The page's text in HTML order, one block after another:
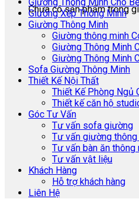
Chưa có sản phẩm trong
Giường Xếp Thông Minh
Giường Thông Minh
Giường thông minh
Giường Thông Minh
Giường Thông Minh
Sofa Giường Thông Minh
Thiết Kế Nội Thất
Thiết Kế Phòng Ngủ
Thiết kế căn hộ
Góc Tư Vấn
Tư vấn sofa giường
Tư vấn giường thông
Tư vấn bàn ăn thông
Tư vấn vật liệu
Khách Hàng
Hỗ trợ khách hàng
Liên Hệ